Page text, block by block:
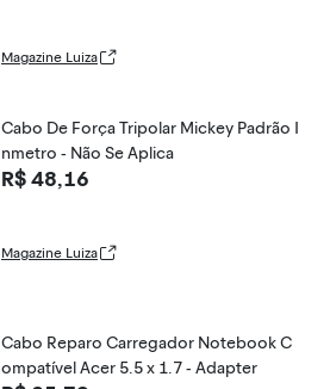
Magazine Luiza
Cabo De Força Tripolar Mickey Padrão I
nmetro - Não Se Aplica
R$ 48,16
Magazine Luiza
Cabo Reparo Carregador Notebook C
ompatível Acer 5.5 x 1.7 - Adapter